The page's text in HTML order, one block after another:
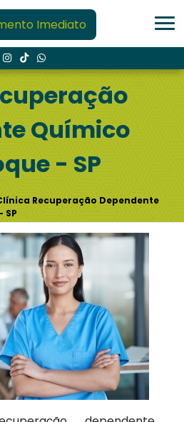
Imediato
Químico
- SP
Recuperação Dependente
SP